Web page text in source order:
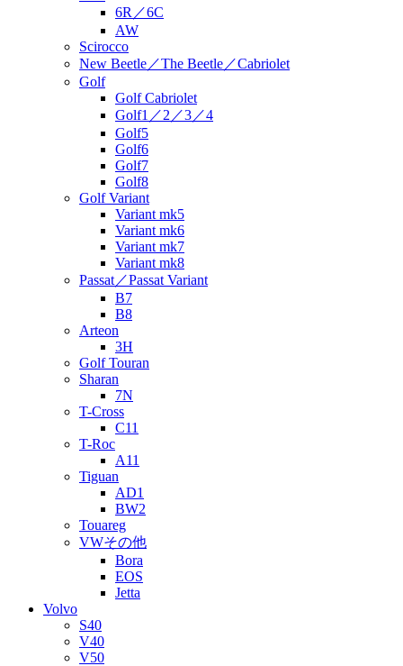
6R／6C
AW
Scirocco
New Beetle／The Beetle／Cabriolet
Golf
Golf Cabriolet
Golf1／2／3／4
Golf5
Golf6
Golf7
Golf8
Golf Variant
Variant mk5
Variant mk6
Variant mk7
Variant mk8
Passat／Passat Variant
B7
B8
Arteon
3H
Golf Touran
Sharan
7N
T-Cross
C11
T-Roc
A11
Tiguan
AD1
BW2
Touareg
VWその他
Bora
EOS
Jetta
Volvo
S40
V40
V50